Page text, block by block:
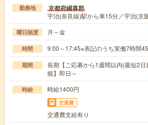
勤務地 京都府綴喜郡
宇治(奈良線)駅から車15分／宇治(京
曜日頻度 月～金
時間 9:00～17:45※表記のうち実働7時間45
期間
長期【ご応募から1週間以内(最短2
能】即日～
時給 時給1400円
交通費
交通費支給有り